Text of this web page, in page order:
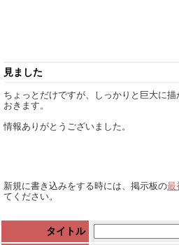
見ました
ちょっとだけですが、しっかりと巨大に
おきます。
情報ありがとうございました。
新規に書き込みをする時には、掲示板の最
てください。
タイトル